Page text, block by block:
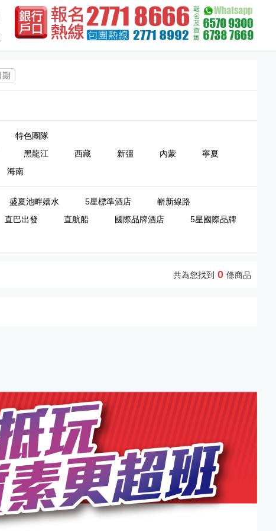
特色團隊
黑龍江 西藏 新彊 內蒙
寧夏
海南
盛夏池畔嬉水 5星標準酒店
嶄新線路
直巴出發 直航船 國際品牌酒店
5星國際品牌
共為您找到 0 條商品